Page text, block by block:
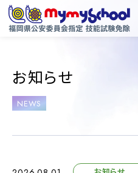
料金・取扱免許
普通自動車
お知らせ
NEWS